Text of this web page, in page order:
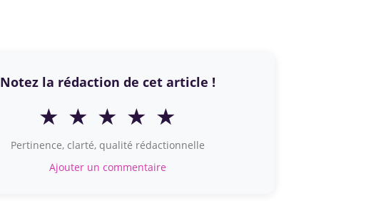
Notez la rédaction de cet article !
★ ★ ★ ★ ★
Pertinence, clarté, qualité rédactionnelle
Ajouter un commentaire